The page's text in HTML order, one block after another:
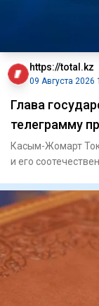
https://total.kz
09 Августа 2026
Глава
телеграмму
Касым-Жомарт
и его